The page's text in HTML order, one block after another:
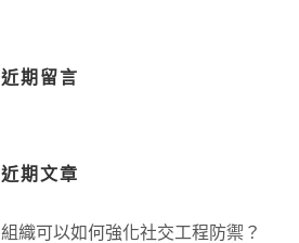
近期留言
近期文章
組織可以如何強化社交工程防禦？